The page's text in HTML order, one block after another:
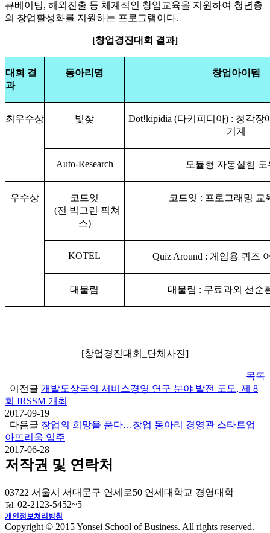
큐베이팅, 해외진출 등 체계적인 창업교육을 지원하여 청년층
의 창업활성화를 지원하는 프로그램이다.
[창업경진대회 결과]
대회 결
과
동아리명 창업아이템
최우수상 빛찾
Dot!kipidia (다키피디아) : 청각장
기계
Auto-Research 모듈형 자동실험 도
우수상
코드잇
(전 빅그린 픽쳐
스)
코드잇 : 프로그래밍 교
KOTEL Quiz Around : 게임용 퀴즈
대물림 대물림 : 무료과외 선순
[창업경진대회_단체사진]
목록
이전글 개발도상국의 서비스경영 연구 분야 발전 도모, 제 8
회 IRSSM 개최
2017-09-19
다음글 창업의 희망을 품다…창업 동아리 경영관 스타트업
아뜨리움 입주
2017-06-28
저작권 및 연락처
03722 서울시 서대문구 연세로50 연세대학교 경영대학
Tel. 02-2123-5452~5
개인정보처리방침
Copyright © 2015 Yonsei School of Business. All rights reserved.